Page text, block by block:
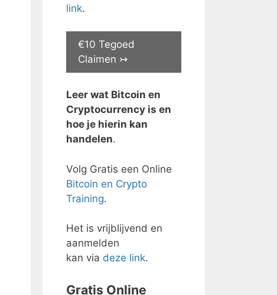
link.
€10 Tegoed
Claimen ↣
Leer wat Bitcoin en
Cryptocurrency is en
hoe je hierin kan
handelen.
Volg Gratis een Online
Bitcoin en Crypto
Training.
Het is vrijblijvend en
aanmelden
kan via deze link.
Gratis Online